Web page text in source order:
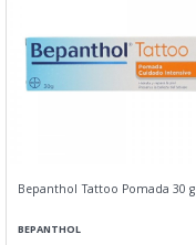
Bepanthol Tattoo Pomada 30 g
BEPANTHOL